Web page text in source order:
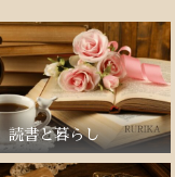
読書と暮らし